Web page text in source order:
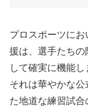
プロスポーツに
援は、選手たちの
して確実に機能し
それは華やかな
た地道な練習試